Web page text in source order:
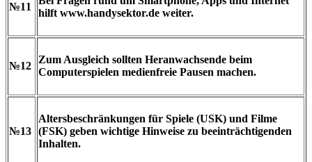
№11
hilft www.handysektor.de weiter.
№12
Zum Ausgleich sollten Heranwachsende beim
Computerspielen medienfreie Pausen machen.
№13
Altersbeschränkungen für Spiele (USK) und Filme
(FSK) geben wichtige Hinweise zu beeinträchtigenden
Inhalten.